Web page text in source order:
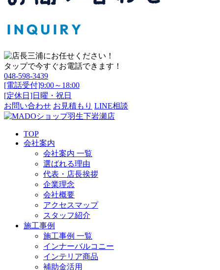
タップで今すぐお電話できます！
048-598-3439
[電話受付]9:00～18:00
[定休日]日曜・祝日
お問い合わせ お見積もり LINE相談
TOP
会社案内
会社案内 一覧
選ばれる理由
代表・店長挨拶
企業理念
会社概要
アクセスマップ
スタッフ紹介
施工事例
施工事例 一覧
インナーバルコニー
インテリア商品
補助金活用